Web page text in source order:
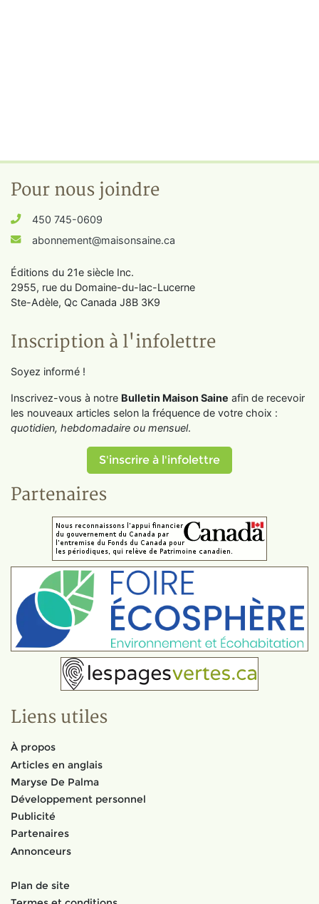
Pour nous joindre
450 745-0609
abonnement@maisonsaine.ca
Éditions du 21e siècle Inc.
2955, rue du Domaine-du-lac-Lucerne
Ste-Adèle, Qc Canada J8B 3K9
Inscription à l'infolettre
Soyez informé !
Inscrivez-vous à notre Bulletin Maison Saine afin de recevoir
les nouveaux articles selon la fréquence de votre choix :
quotidien, hebdomadaire ou mensuel.
S'inscrire à l'infolettre
Partenaires
Liens utiles
À propos
Articles en anglais
Maryse De Palma
Développement personnel
Publicité
Partenaires
Annonceurs
Plan de site